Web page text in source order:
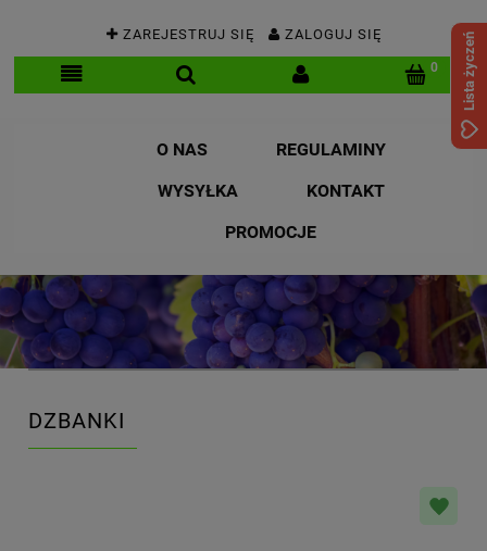
ZAREJESTRUJ SIĘ ZALOGUJ SIĘ
O NAS
REGULAMINY
WYSYŁKA
KONTAKT
PROMOCJE
DZBANKI
Lista życzeń